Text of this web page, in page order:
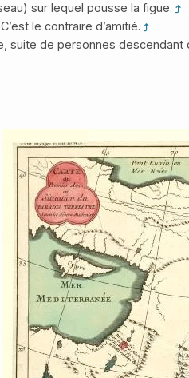
sur lequel pousse la figue.
le contraire d’amitié.
suite de personnes descendant